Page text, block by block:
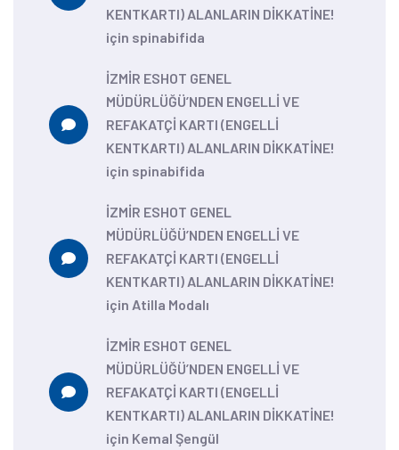
KENTKARTI) ALANLARIN DİKKATİNE!
için spinabifida
İZMİR ESHOT GENEL
MÜDÜRLÜĞÜ’NDEN ENGELLİ VE
REFAKATÇİ KARTI (ENGELLİ
KENTKARTI) ALANLARIN DİKKATİNE!
için spinabifida
İZMİR ESHOT GENEL
MÜDÜRLÜĞÜ’NDEN ENGELLİ VE
REFAKATÇİ KARTI (ENGELLİ
KENTKARTI) ALANLARIN DİKKATİNE!
için Atilla Modalı
İZMİR ESHOT GENEL
MÜDÜRLÜĞÜ’NDEN ENGELLİ VE
REFAKATÇİ KARTI (ENGELLİ
KENTKARTI) ALANLARIN DİKKATİNE!
için Kemal Şengül